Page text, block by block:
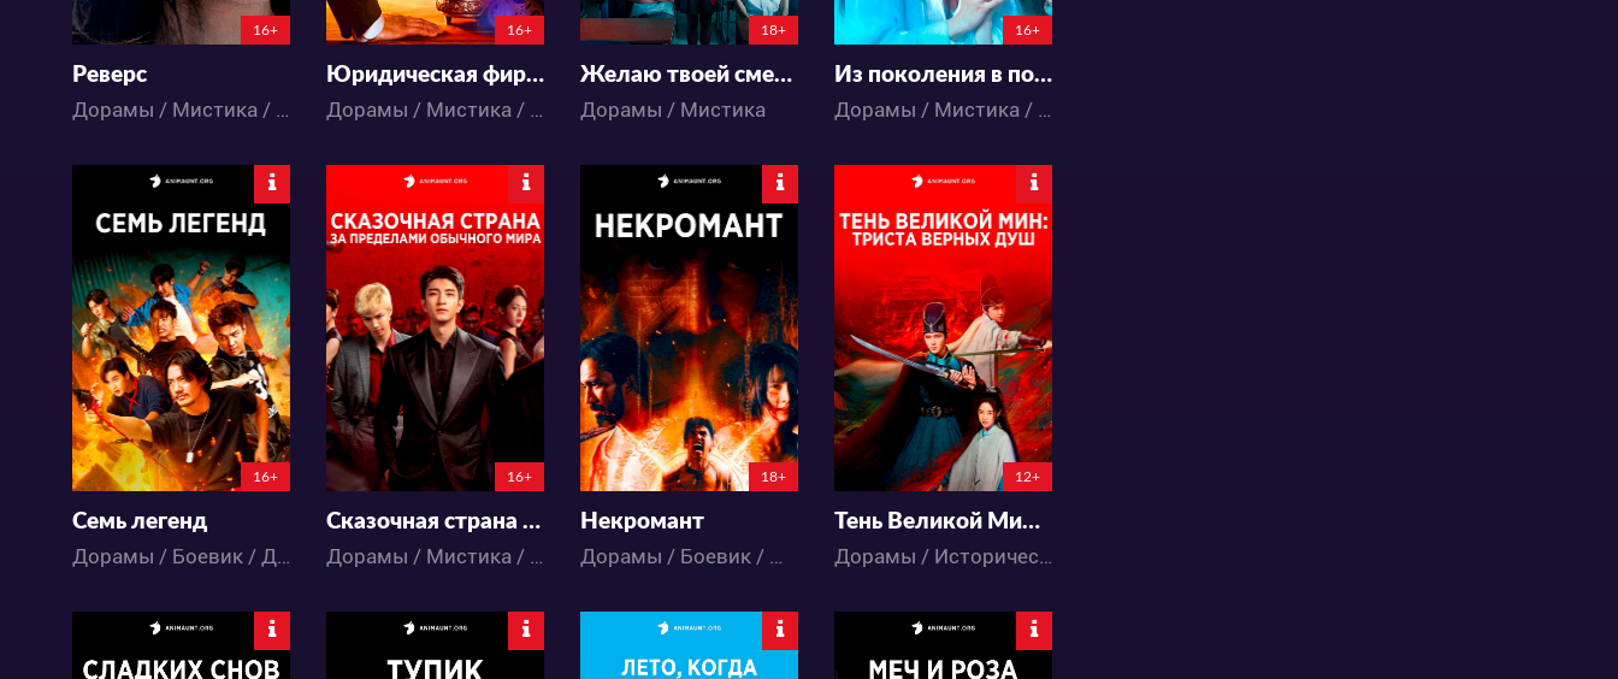
16+
Реверс
Дорамы / Мистика / Триллер
16+
Юридическая фирма Син И Рана
Дорамы / Мистика / Триллер
18+
Желаю твоей смерти
Дорамы / Мистика
16+
Из поколения в поколение
Дорамы / Мистика / Романтика / Фэнтези
2932
30 8
16+
Семь легенд
Дорамы / Боевик / Драма / Комедия / Мистика
8638
34 9
16+
Сказочная страна за пределами обычного мира
Дорамы / Мистика / Триллер
8823
19 12
18+
Некромант
Дорамы / Боевик / Мистика / Ужасы
7448
23 10
12+
Тень Великой Мин: триста верных душ
Дорамы / Исторический / Мистика / Триллер